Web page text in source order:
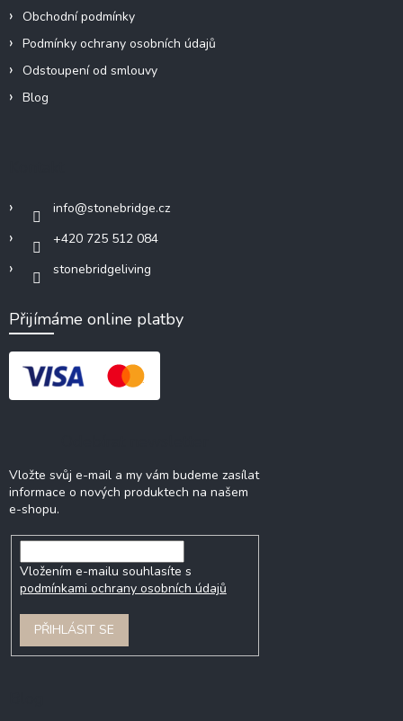
Obchodní podmínky
Podmínky ochrany osobních údajů
Odstoupení od smlouvy
Blog
info@stonebridge.cz
+420 725 512 084
stonebridgeliving
Přijímáme online platby
Vložte svůj e-mail a my vám budeme zasílat
informace o nových produktech na našem
e-shopu.
Vložením e-mailu souhlasíte s
podmínkami ochrany osobních údajů
PŘIHLÁSIT SE